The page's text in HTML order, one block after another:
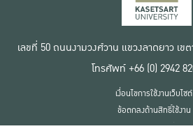
เลขที่ 50 ถนนงามวงศ์วาน แขวงลาดยาว เข
โทรศัพท์ +66 (0) 2942
เงื่อนไขการใช้งานเว็บไซต์
ข้อตกลงด้านสิทธิ์ใช้งาน
นโยบายความเป็นส่วนตัว